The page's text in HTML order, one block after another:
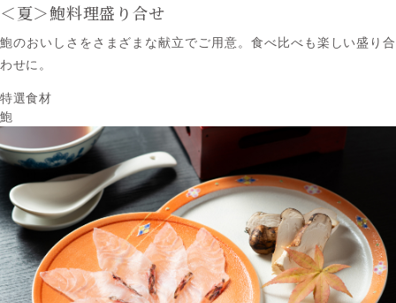
＜夏＞鮑料理盛り合せ
鮑のおいしさをさまざまな献立でご⽤意。⾷べ⽐べも楽しい盛り合
わせに。
特選食材
鮑